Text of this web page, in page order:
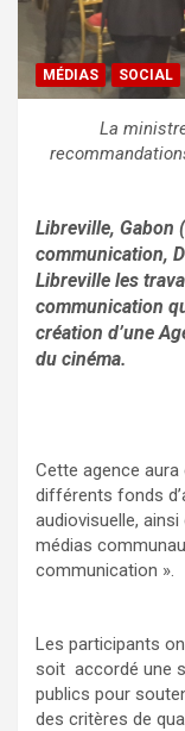
MÉDIAS SOCIAL
La
Libreville, Gabon
communication,
Libreville les
communication
création d’une
du cinéma.
Cette agence
différents fonds
audiovisuelle, ainsi
médias
communication ».
Les participants
soit accordé une
publics pour
des critères de